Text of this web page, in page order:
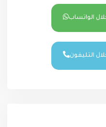
الواتساب
التليفون